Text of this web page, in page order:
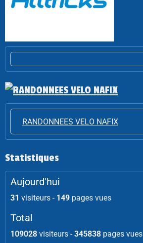
RANDONNEES VELO NAFIX
Statistiques
Aujourd'hui
31 visiteurs - 149 pages vues
Total
109028 visiteurs -345838 pages vues